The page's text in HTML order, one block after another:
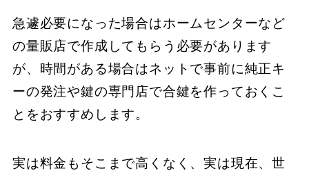
急遽必要になった場合はホームセンターなど
の量販店で作成してもらう必要があります
が、時間がある場合はネットで事前に純正キ
ーの発注や鍵の専門店で合鍵を作っておくこ
とをおすすめします。
実は料金もそこまで高くなく、実は現在、世